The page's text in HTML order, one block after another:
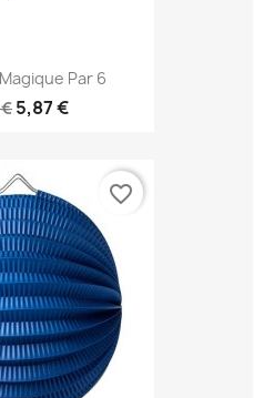
Par 6
5,87 €
favorite_border